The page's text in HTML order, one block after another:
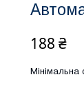
188 ₴
Мінімальна